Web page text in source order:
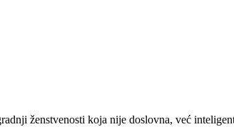
ženstvenosti koja nije doslovna, već